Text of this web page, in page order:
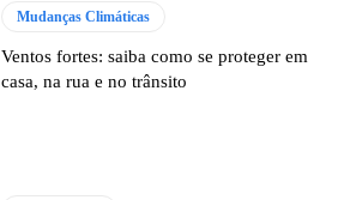
Mudanças Climáticas
Ventos fortes: saiba como se proteger em
casa, na rua e no trânsito